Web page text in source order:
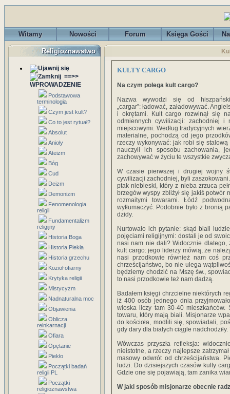
Witamy Nowości Forum Księga Gości
Religioznawstwo
==>>
WPROWADZENIE
Podstawowa
terminologia
Czym jest kult?
Co to jest rytuał?
Absolut
Anioły
Ateizm
Bóg
Cud
Deizm
Demonizm
Fenomenologia
religii
Fundamentalizm
religijny
Historia Boga
Historia Piekła
Historia grzechu
Kozioł ofiarny
Krytyka religii
Mistycyzm
Nadnaturalna moc
Objawienia
Oblicza
reinkarnacji
Ofiara
Opętanie
Piekło
Początki badań
religii PL
Początki
religioznawstwa
KULTY CARGO
Na czym polega kult cargo?
Nazwa wywodzi się od
„cargar”: ładować, załadowywać.
i okrętami. Kult cargo rozwinął się
odmiennych cywilizacji: zachodniej i
miejscowymi. Według tradycyjnych
materialne, pochodzą od jego
rzeczy wykonywać: jak robi się stalową
nauczyli ich sposobu zachowania,
zachowywać w życiu te wszystkie
W czasie pierwszej i drugiej wojny
cywilizacji zachodniej, byli
ptak niebieski, który z nieba zrzuca
brzegów wyspy zbliżył się jakiś potwór
rozmaitymi towarami. Łódź
wytłumaczyć. Podobnie było z bronią
dzidy.
Nurtowało ich pytanie: skąd biali
pojęciami religijnymi: dostali je od
nasi nam nie dali? Widocznie dlatego,
kult cargo: jego liderzy mówią, że
nasi przodkowie również nam coś
chrześcijaństwo, bo nie ulega
będziemy chodzić na Mszę św.,
to nasi przodkowie też nam dadzą.
Badałem księgi chrzcielne niektórych
iż 400 osób jednego dnia
wioska liczy tam 30-40 mieszkańców.
towaru, który mają biali. Misjonarze
do kościoła, modlili się, spowiadali,
gdy dary dla białych ciągle
Wówczas przyszła refleksja:
nieistotne, a rzeczy najlepsze
masowy odwrót od chrześcijaństwa.
ludzi. Do dzisiejszych czasów kulty
Gdzie one się pojawiają, tam zanika
W jaki sposób misjonarze obecnie